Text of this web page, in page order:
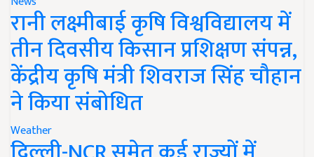
रानी लक्ष्मीबाई कृषि विश्वविद्यालय में
तीन दिवसीय किसान प्रशिक्षण संपन्न,
केंद्रीय कृषि मंत्री शिवराज सिंह चौहान
ने किया संबोधित
Weather